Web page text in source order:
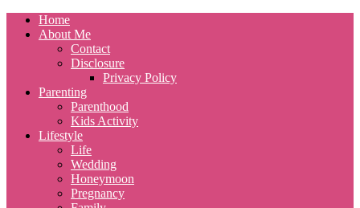
Home
About Me
Contact
Disclosure
Privacy Policy
Parenting
Parenthood
Kids Activity
Lifestyle
Life
Wedding
Honeymoon
Pregnancy